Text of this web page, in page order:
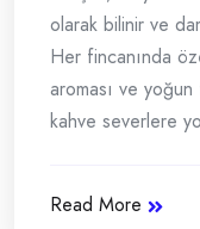
olarak bilinir ve
Her fincanında
aroması ve
kahve severlere
Read More